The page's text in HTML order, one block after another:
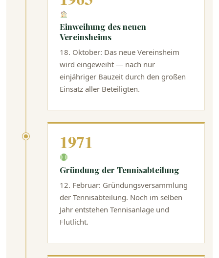
Einweihung des neuen
Vereinsheims
18. Oktober: Das neue Vereinsheim
wird eingeweiht — nach nur
einjähriger Bauzeit durch den großen
Einsatz aller Beteiligten.
1971
Gründung der Tennisabteilung
12. Februar: Gründungsversammlung
der Tennisabteilung. Noch im selben
Jahr entstehen Tennisanlage und
Flutlicht.